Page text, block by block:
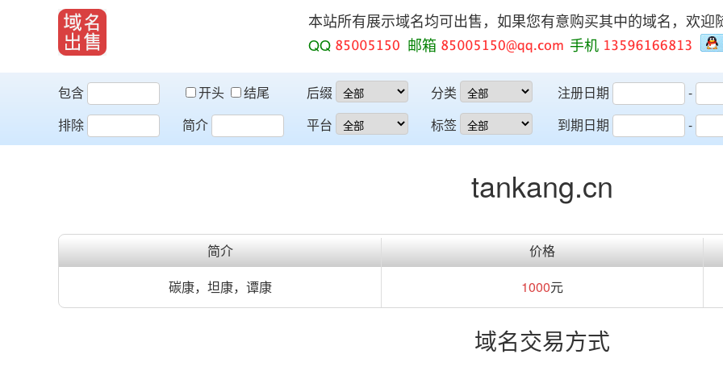
本站所有展示域名均可出售，如果您有意购买其中的域名，欢迎
QQ
邮箱 手机
包含 开头
结尾
排除
简介
后缀
平台
分类
标签
注册日期
-
到期日期
-
tankang.cn
简介 价格
碳康，坦康，谭康
1000元
域名交易方式